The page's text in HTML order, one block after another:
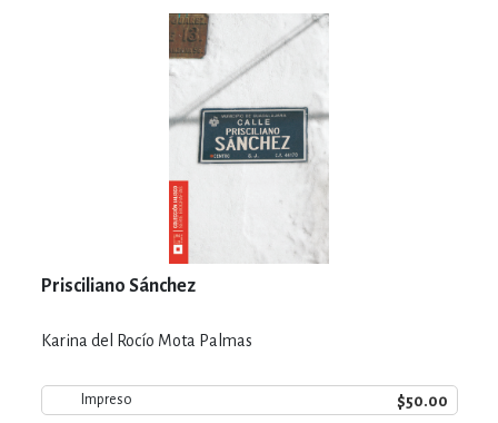
Prisciliano Sánchez
Karina del Rocío Mota Palmas
Impreso $50.00